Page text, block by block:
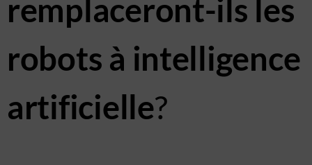
remplaceront-ils les
robots à intelligence
artificielle?